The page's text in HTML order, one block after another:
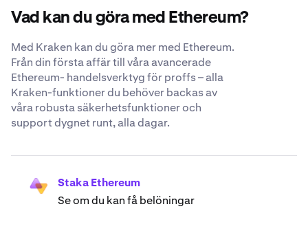
Vad kan du göra med Ethereum?
Med Kraken kan du göra mer med Ethereum.
Från din första affär till våra avancerade
Ethereum- handelsverktyg för proffs – alla
Kraken-funktioner du behöver backas av
våra robusta säkerhetsfunktioner och
support dygnet runt, alla dagar.
Staka Ethereum
Se om du kan få belöningar